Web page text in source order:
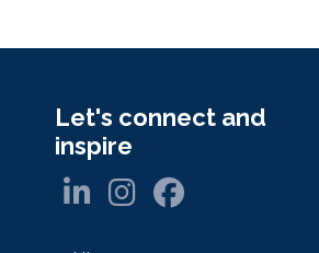
Let's connect and
inspire